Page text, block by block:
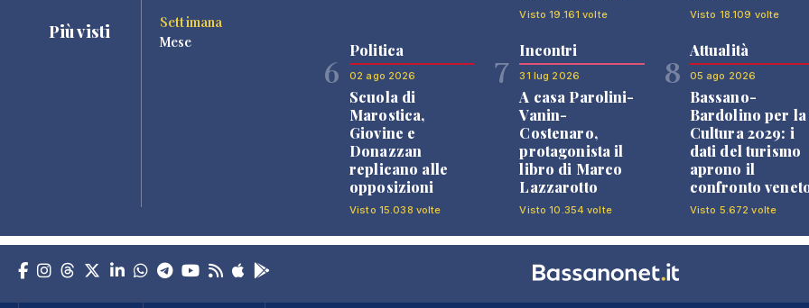
Più visti
Settimana
Mese
Visto 19.161 volte Visto 18.109 volte
6
Politica
02 ago 2026
Scuola di
Marostica,
Giovine e
Donazzan
replicano alle
opposizioni
Visto 15.038 volte
7
Incontri
31 lug 2026
A casa Parolini-
Vanin-
Costenaro,
protagonista il
libro di Marco
Lazzarotto
Visto 10.354 volte
8
Attualità
05 ago 2026
Bassano-
Bardolino per la
Cultura 2029: i
dati del turismo
aprono il
confronto
Visto 5.672 volte